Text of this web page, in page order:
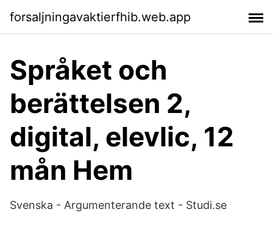
forsaljningavaktierfhib.web.app
Språket och
berättelsen 2,
digital, elevlic, 12
mån Hem
Svenska - Argumenterande text - Studi.se